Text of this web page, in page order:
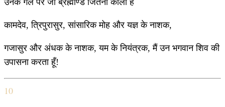
उनके गले पर जो ब्रह्माण्ड जितना काला है
कामदेव, त्रिपुरासुर, सांसारिक मोह और यज्ञ के नाशक,
गजासुर और अंधक के नाशक, यम के नियंत्रक, मैं उन भगवान शिव की
उपासना करता हूँ!
10